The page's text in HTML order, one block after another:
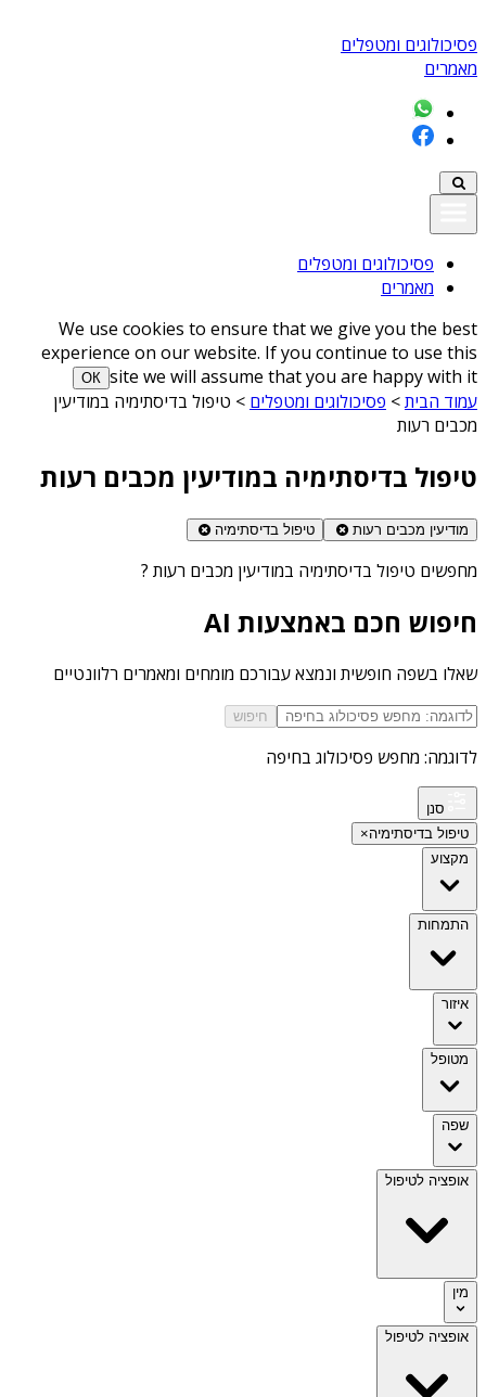
פסיכולוגים ומטפלים
מאמרים
פסיכולוגים ומטפלים
מאמרים
We use cookies to ensure that we give you the best
experience on our website. If you continue to use this
site we will assume that you are happy with it
ОК
עמוד הבית> פסיכולוגים ומטפלים > טיפול בדיסתימיה במודיעין
מכבים רעות
טיפול בדיסתימיה במודיעין מכבים רעות
מודיעין מכבים רעות טיפול בדיסתימיה
מחפשים טיפול בדיסתימיה במודיעין מכבים רעות ?
חיפוש חכם באמצעות AI
שאלו בשפה חופשית ונמצא עבורכם מומחים ומאמרים רלוונטיים
חיפוש
לדוגמה: מחפש פסיכולוג בחיפה
סנן
טיפול בדיסתימיה×
מקצוע
התמחות
איזור
מטופל
שפה
אופציה לטיפול
מין
אופציה לטיפול